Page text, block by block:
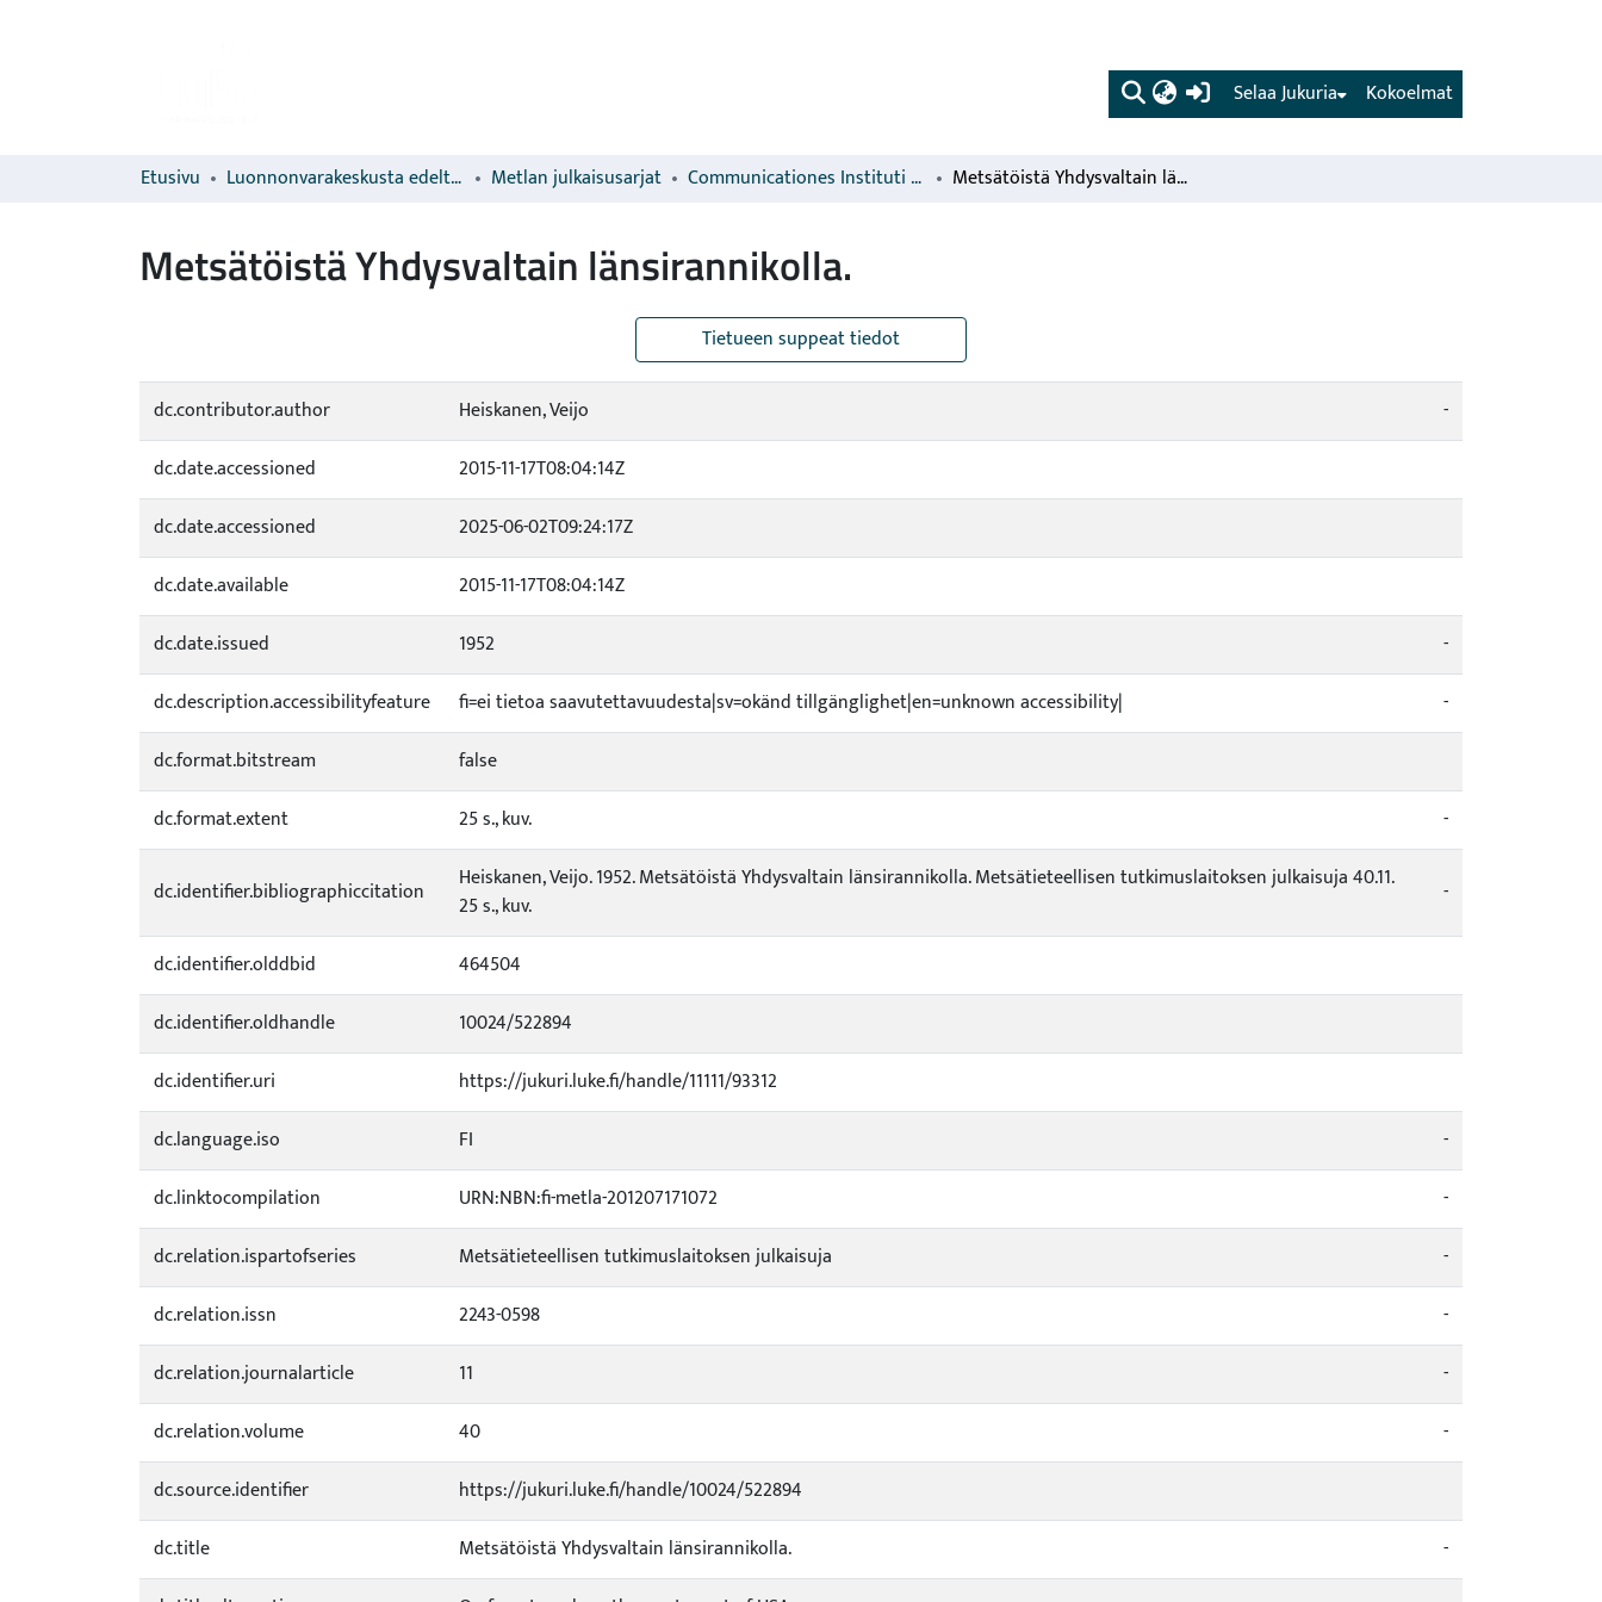
(current) Kokoelmat
Selaa Jukuria
Etusivu Luonnonvarakeskusta edeltävien organisaatioiden sarjat Metlan julkaisusarjat Communicationes Instituti Forestalis Fenniae Metsätöistä Yhdysvaltain länsirannikolla.
Metsätöistä Yhdysvaltain länsirannikolla.
Tietueen suppeat tiedot
dc.contributor.author Heiskanen, Veijo
-
dc.date.accessioned
2015-11-17T08:04:14Z
dc.date.accessioned
2025-06-02T09:24:17Z
dc.date.available
2015-11-17T08:04:14Z
dc.date.issued
1952
-
dc.description.accessibilityfeature
fi=ei tietoa saavutettavuudesta|sv=okänd tillgänglighet|en=unknown accessibility|
-
dc.format.bitstream
false
dc.format.extent
25 s., kuv. -
dc.identifier.bibliographiccitation
Heiskanen, Veijo. 1952. Metsätöistä Yhdysvaltain länsirannikolla. Metsätieteellisen tutkimuslaitoksen julkaisuja 40.11.
25 s., kuv.
-
dc.identifier.olddbid
464504
dc.identifier.oldhandle
10024/522894
dc.identifier.uri
https://jukuri.luke.fi/handle/11111/93312
dc.language.iso
FI
-
dc.linktocompilation
URN:NBN:fi-metla-201207171072
-
dc.relation.ispartofseries
Metsätieteellisen tutkimuslaitoksen julkaisuja
-
dc.relation.issn
2243-0598
-
dc.relation.journalarticle
11
-
dc.relation.volume
40
-
dc.source.identifier
https://jukuri.luke.fi/handle/10024/522894
dc.title
Metsätöistä Yhdysvaltain länsirannikolla.
-